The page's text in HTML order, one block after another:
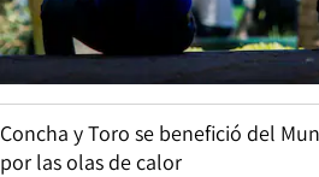
Concha y Toro se benefició del
por las olas de calor